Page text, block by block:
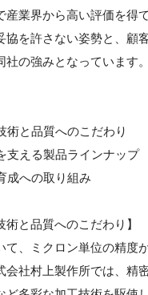
産業界から高い評価を得
協を許さない姿勢と、顧
の強みとなっています。
術と品質へのこだわり
支える製品ラインナップ
成への取り組み
術と品質へのこだわり】
て、ミクロン単位の精度
会社村上製作所では、精